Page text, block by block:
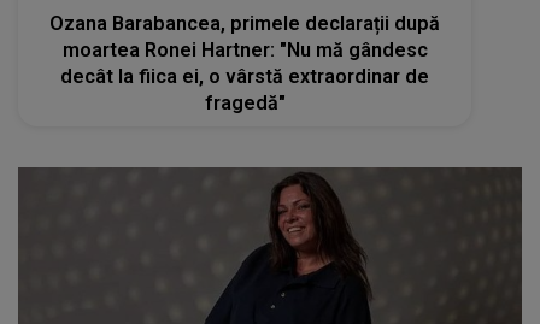
Ozana Barabancea, primele declarații după
moartea Ronei Hartner: "Nu mă gândesc
decât la fiica ei, o vârstă extraordinar de
fragedă"